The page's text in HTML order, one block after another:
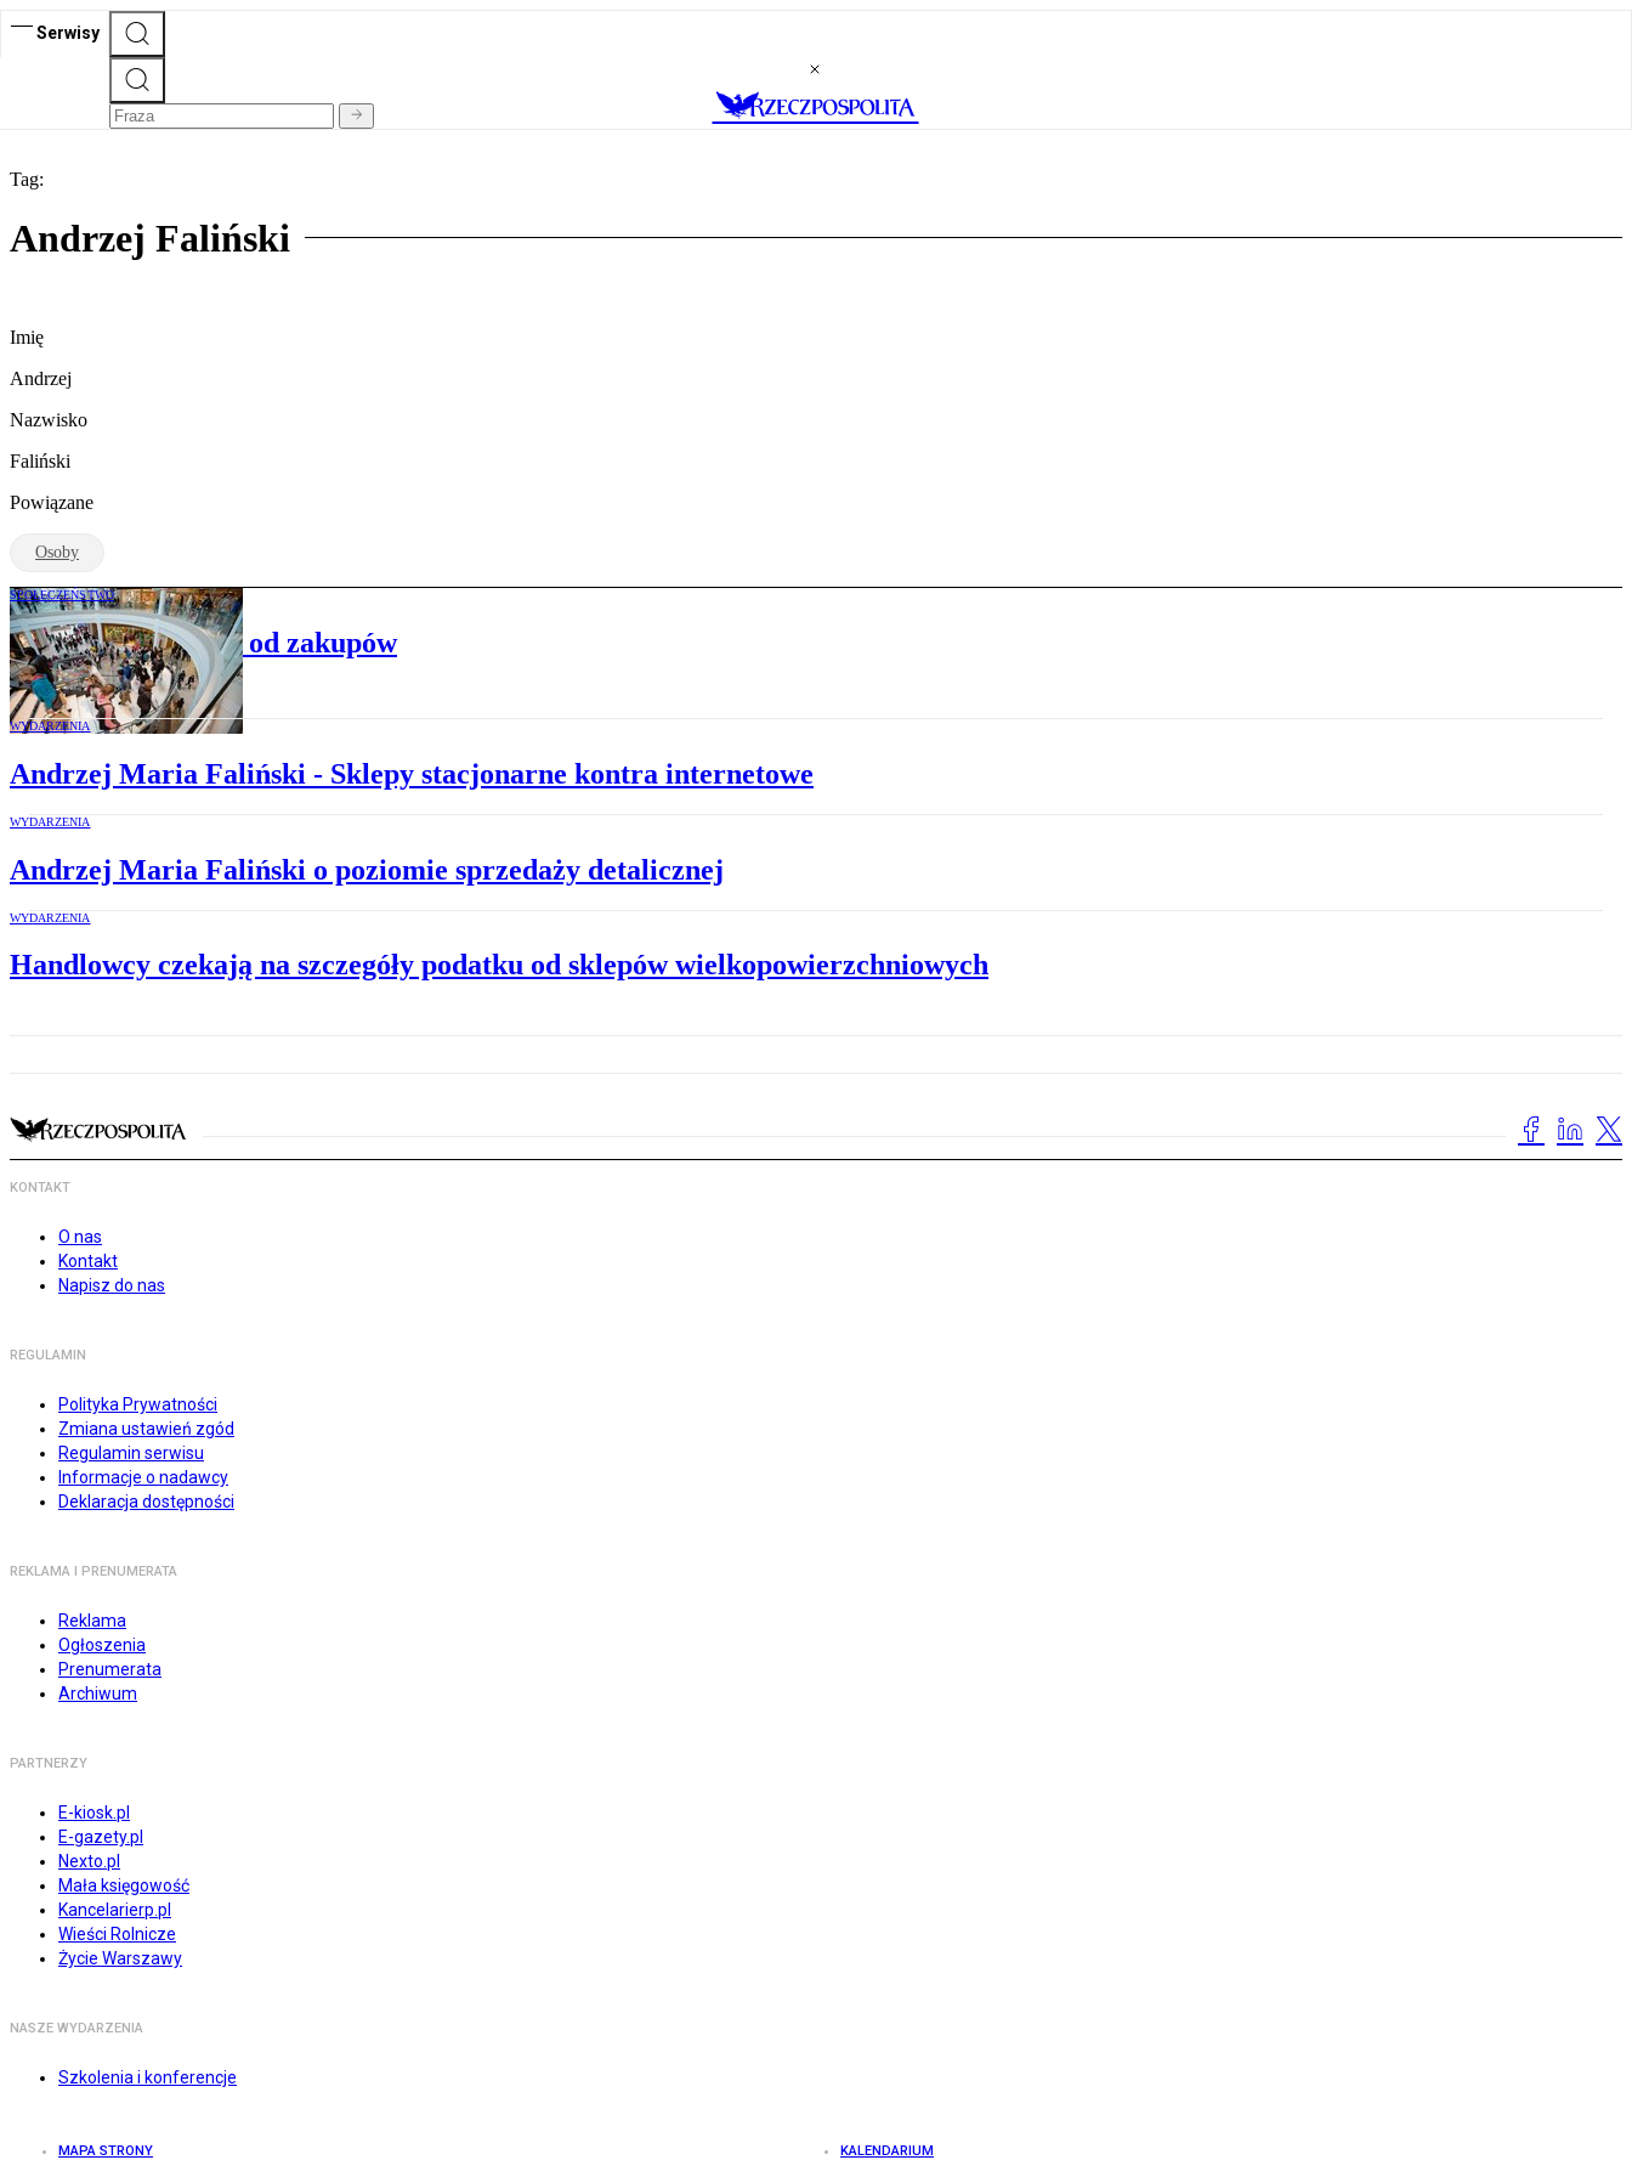
Serwisy
Tag:
Andrzej Faliński
Imię
Andrzej
Nazwisko
Faliński
Powiązane
Osoby
SPOŁECZEŃSTWO
Polacy uzależnieni od zakupów
WYDARZENIA
Andrzej Maria Faliński - Sklepy stacjonarne kontra internetowe
WYDARZENIA
Andrzej Maria Faliński o poziomie sprzedaży detalicznej
WYDARZENIA
Handlowcy czekają na szczegóły podatku od sklepów wielkopowierzchniowych
KONTAKT
O nas
Kontakt
Napisz do nas
REGULAMIN
Polityka Prywatności
Zmiana ustawień zgód
Regulamin serwisu
Informacje o nadawcy
Deklaracja dostępności
REKLAMA I PRENUMERATA
Reklama
Ogłoszenia
Prenumerata
Archiwum
PARTNERZY
E-kiosk.pl
E-gazety.pl
Nexto.pl
Mała księgowość
Kancelarierp.pl
Wieści Rolnicze
Życie Warszawy
NASZE WYDARZENIA
Szkolenia i konferencje
MAPA STRONY KALENDARIUM